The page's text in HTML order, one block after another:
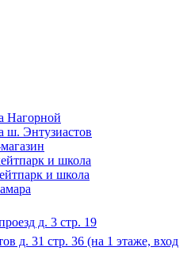
Нагорной
ш. Энтузиастов
и школа
и школа
д. 3 стр. 19
д. 31 стр. 36 (на 1 этаже, вход